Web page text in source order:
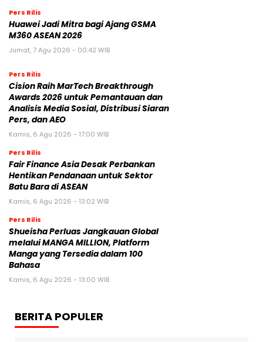
Pers Rilis
Huawei Jadi Mitra bagi Ajang GSMA
M360 ASEAN 2026
Jumat, 7 Agu 2026 - 00:42 WIB
Pers Rilis
Cision Raih MarTech Breakthrough
Awards 2026 untuk Pemantauan dan
Analisis Media Sosial, Distribusi Siaran
Pers, dan AEO
Kamis, 6 Agu 2026 - 17:00 WIB
Pers Rilis
Fair Finance Asia Desak Perbankan
Hentikan Pendanaan untuk Sektor
Batu Bara di ASEAN
Kamis, 6 Agu 2026 - 13:02 WIB
Pers Rilis
Shueisha Perluas Jangkauan Global
melalui MANGA MILLION, Platform
Manga yang Tersedia dalam 100
Bahasa
Kamis, 6 Agu 2026 - 13:00 WIB
BERITA POPULER